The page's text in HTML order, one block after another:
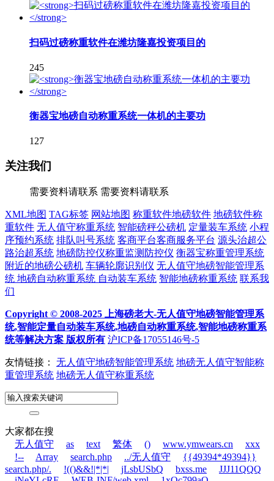
扫码过磅称重软件在潍坊隆嘉投资项目的
245
衡器宝地磅自动称重系统一体机的主要功
127
关注我们
需要资料请联系 需要资料请联系
XML地图 TAG标签 网站地图 称重软件地磅软件 地磅软件称
重软件 无人值守称重系统 智能磅秤公磅机 定量装车系统 小程
序预约系统 排队叫号系统 客商平台客商服务平台 源头治超公
路治超系统 地磅防控仪称重监测防控仪 衡器宝称重管理系统
附近的地磅公磅机 车辆轮廓识别仪 无人值守地磅智能管理系
统 地磅自动称重系统 自动装车系统 智能地磅称重系统 联系我
们
Copyright © 2008-2025 上海磅老大-无人值守地磅智能管理系
统,智能定量自动装车系统,地磅自动称重系统,智能地磅称重系
统等解决方案 版权所有 沪ICP备17055146号-5
友情链接： 无人值守地磅智能管理系统 地磅无人值守智能称
重管理系统 地磅无人值守称重系统
大家都在搜
无人值守
as text 繁体 () www.ymwears.cn
xxx
!--
Array search.php ../无人值守
{{49394*49394}}
search.php/.
!(()&&!|*|*| jLsbUSbQ bxss.me
JJJ11QQQ